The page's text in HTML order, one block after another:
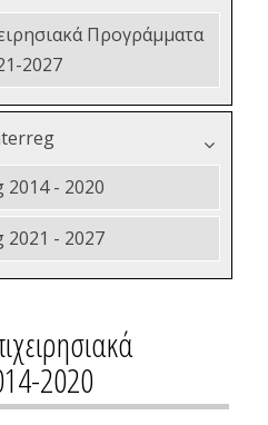
Προγράμματα
2027
- 2020
- 2027
2020